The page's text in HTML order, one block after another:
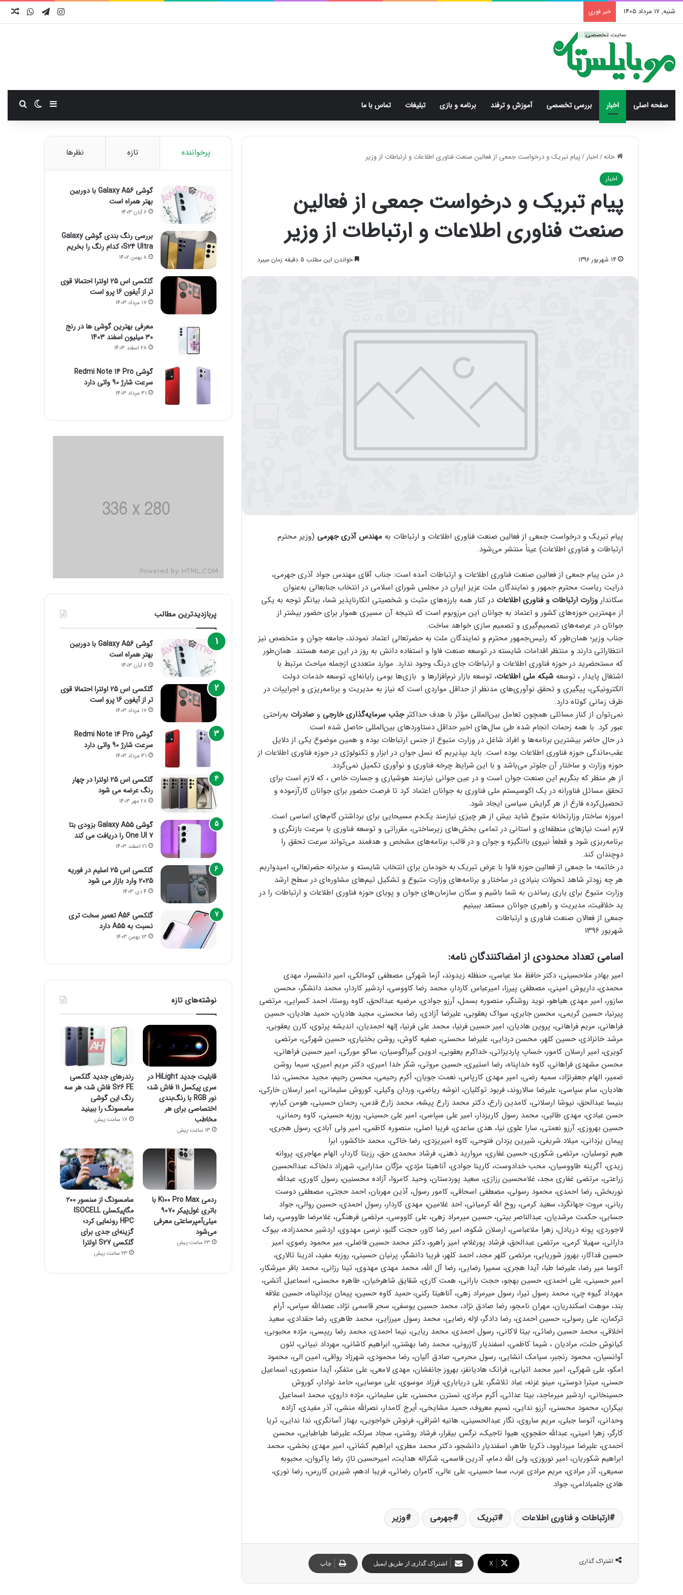
شنبه, 17 مرداد 1405 خبر فوری اینستاگرام
تلگرام واتس
صفحه اصلی اخبار بررسی‌ تخصصی آموزش و ترفند برنامه و بازی تبلیغات تماس با ما سایدبارتغییر
خانه/اخبار/پیام تبریک و درخواست جمعی از فعالین صنعت فناوری اطلاعات و ارتباطات از وزیر
اخبار
پیام تبریک و درخواست جمعی از فعالین
صنعت فناوری اطلاعات و ارتباطات از وزیر
14 شهریور 1396 خواندن این مطلب 5 دقیقه زمان میبرد
پیام تبریک و درخواست جمعی از فعالین صنعت فناوری اطلاعات و ارتباطات به مهندس آذری جهرمی (وزیر محترم
ارتباطات و فناوری اطلاعات) عیناً منتشر می‌شود.
در متن پیام جمعی از فعالین صنعت فناوری اطلاعات و ارتباطات آمده است: جناب آقای مهندس جواد آذری جهرمی،
درایت ریاست محترم جمهور و نمایندگان ملت عزیز ایران در مجلس شورای اسلامی در انتخاب جنابعالی به‌عنوان
سکاندار وزارت ارتباطات و فناوری اطلاعات در کنار همه بارزه‌های مثبت و شخصیتی انکارناپذیر شما، بیانگر توجه به یکی
از مهمترین حوزه‌های کشور و اعتماد به جوانان این مرزوبوم است که نتیجه آن مسیری هموار برای حضور بیشتر از
جوانان در عرصه‌های تصمیم‌گیری و تصمیم سازی خواهد ساخت.
جناب وزیر؛ همان‌طور که رئیس‌جمهور محترم و نمایندگان ملت به حضرتعالی اعتماد نمودند، جامعه جوان و متخصص نیز
انتظاراتی دارند و منتظر اقدامات شایسته در توسعه صنعت فاوا و استفاده دانش به روز در این عرصه هستند. همان‌طور
که مستحضرید در حوزه فناوری اطلاعات و ارتباطات جای درنگ وجود ندارد. موارد متعددی ازجمله مباحث مرتبط با
اشتغال پایدار ، توسعه شبکه ملی اطلاعات، توسعه بازار نرم‌افزارها و بازی‌ها بومی رایانه‌ای، توسعه خدمات دولت
الکترونیکی، پیگیری و تحقق نوآوری‌های مدنظر از حداقل مواردی است که نیاز به مدیریت و برنامه‌ریزی و اجراییات در
ظرف زمانی کوتاه دارد.
نمی‌توان از کنار مسائلی همچون تعامل بین‌المللی مؤثر با هدف حداکثرجذب سرمایه‌گذاری خارجی و صادرات به‌راحتی
عبور کرد. با همه زحمات انجام شده طی سال‌های اخیر حداقل دستاوردهای بین‌المللی حاصل شده است.
در حال حاضر بیشترین برنامه‌ها و افراد شاغل در وزارت متبوع از جنس ارتباطات بوده و همین موضوع یکی از دلایل
عقب‌ماندگی حوزه فناوری اطلاعات بوده است. باید بپذیریم که نسل جوان در ابزار و تکنولوژی در حوزه فناوری اطلاعات از
حوزه وزارت و ساختار آن جلوتر می‌باشد و با این شرایط چرخه فناوری و نوآوری تکمیل نمی‌گردد.
از هر منظر که بنگریم این صنعت جوان است و در عین جوانی نیازمند هوشیاری و جسارت خاص ، که لازم است برای
تحقق مسائل فناورانه در یک اکوسیستم ملی فناوری به جوانان اعتماد کرد تا فرصت حضور برای جوانان کارآزموده و
تحصیل‌کرده فارغ از هر گرایش سیاسی ایجاد شود.
امروزه ساختار وزارتخانه متبوع شاید بیش از هر چیزی نیازمند یک‌دم مسیحایی برای برداشتن گام‌های اساسی است.
لازم است نیازهای منطقه‌ای و استانی در تمامی بخش‌های زیرساختی، مقرراتی و توسعه فناوری با سرعت بازنگری و
برنامه‌ریزی شود و قطعاً نیروی باانگیزه و جوان و در قالب برنامه‌های مشخص و هدفمند می‌تواند سرعت تحقق را
دوچندان کند.
در خاتمه؛ ما جمعی از فعالین حوزه فاوا با عرض تبریک به خودمان برای انتخاب شایسته و مدبرانه حضرتعالی، امیدواریم
هر چه زودتر شاهد تحولات بنیادی در ساختار و برنامه‌های وزارت متبوع و تشکیل تیم‌های مشاوره‌ای در سطح ارشد
وزارت متبوع برای یاری رساندن به شما باشیم و سکان سازمان‌های جوان و پویای حوزه فناوری اطلاعات و ارتباطات را در
ید خلاقیت، مدیریت و راهبری جوانان مستعد ببینیم.
جمعی از فعالان صنعت فناوری و ارتباطات
شهریور ۱۳۹۶
اسامی تعداد محدودی از امضاکنندگان نامه:
امیر بهادر ملاحسینی، دکتر حافظ ملا عباسی، حنظله زیدوند، آزما شهرکی مصطفی کومالکی، امیر دانشسرا، مهدی
محمدی، داریوش امینی، مصطفی پیرزا، امیرعباس کاردار، محمد رضا کاووسی، اردشیر کاردار، محمد دانشگر، محسن
سازور، امیر مهدی هیاهو، نوید روشنگر، منصوره بسمل، آرزو جوادی، مرضیه عبدالحق، کاوه روستا، احمد کسرایی، مرتضی
پیرنیا، حسین کریمی، محسن جابری، سواک یعقوبی، علیرضا آزادی، رضا محسنی، مجید هادیان، حمید هادیان، حسین
فراهانی، مریم فراهانی، پروین هادیان، امیر حسین فرنیا، محمد علی فرنیا، إلهه احمدیان، اندیشه پرتوی، کارن یعقوبی،
مرشد خانزادی، حسین کلهر، محسن دردایی، علیرضا محسنی، صفیه کاوش، روشن بختیاری، حسین شهرکی، مرتضی
کویری، امیر ارسلان کامور، خساپ پاردیزاتی، خداکرم یعقوبی، ادوین گیراگوسیان، ساکو مورکی، امیر حسین فراهانی،
محسن مشهدی فراهانی، کاوه خداپناه، رضا استیری، حسین مروتی، شکر خدا امیری، دکتر مریم امیری، سیما روشن
ضمیر، الهام جعفرنژاد، سمیه رضی، امیر مهدی کارپاس، نعمت جویان، أکرم رحیمی، محسن رحیم، مجید محسنی، ندا
هادیان، سام سپاسی، علیرضا سالاروند، فربود توکلیان، انوشه ریاضی، وردان وکیلی، کوروش سلیمانی، امیر ارسلان خارکی،
بنیسا عبدالحق، نیوشا ارسلانی، کامدین زارع، دکتر محمد زارع پیشه، محمد زارع قدس، رحمان حسینی، هومن کیارم،
حسن عبادی، مهدی طالبی، محمد رسول کاریزدار، امیر علی سپاسی، امیر علی حسینی، روزبه حسینی، کاوه رحمانی،
حسین بهروزی، آرزو نعمتی، سارا علوی نیا، هدی ساعدی، فریبا اصلی، منصوره کاظمی، امیر ولی آبادی، رسول هجری،
پیمان یزدانی، میلاد شریفی، شیرین یزدان فتوحی، کاوه امیریزدی، رضا خاکی، محمد خاکشور، ابرا
هیم توسلیان، مرتضی شکوری، حسین غفاری، مروارید ذهنی، فرشاد محمدی حق، رزیتا کاردار، الهام مهاجری، پروانه
زیدی، آگرینه طاووسیان، محب خدادوست، کارینا جوادی، آناهیتا مژدی، مژگان مدارایی، شهرزاد دلخاک، عبدالحسین
زراعتی، مرتضی غفاری مجد، غلامحسین رزازی، سعید پوردستان، وحید کامروا، آزاده محسنین، رسول کاوری، عبدالله
نوربخش، رضا احمدی، محمود رسولی، مصطفی اسحاقی، کامور رسول، آذین مهربان، احمد حجتی، مصطفی دوست
ربانی، مروت جهانگرد، سعید کرمی، روح الله کرمیانی، احد غلامین، مهدی کاردار، رسول احمدی، حسین روالی، جواد
حسابی، حکمت مرشدیان، عبدالناصر بیتی، حسین میرمراد زهی، علی کاووسی، مرتضی فرهنگی، غلامرضا طاووسی، رضا
لاجوردی، پونه دریادل، زهرا ملاعباسی، ارسلان شکوه، امیر رضا کاور، حجت گلبو، نرسی مهدوی، اردشیر محمدزاده، بیوک
دارانی، سهیلا کرمی، مرتضی عبدالحق، فرشاد پورغلام، امیر راهرو، دکتر محمد حسین فاضلی، میر محمود رضوی، امیر
حسین فداکار، بهروز شوریابی، مرتضی کلهر مجد، احمد کلهر، فریبا دانشگر، پرنیان حسینی، روزبه مفید، ادرینا تالاری،
آتوسا میر رضا، علیرضا طبا، آیدا هجری، سمیرا رضایی، رضا آل الله، محمد مهدی مهدوی، تینا رزانی، محمد باقر میرشکار،
امیر حسینی، علی احمدی، حسین بهجو، حجت بارانی، همت کاری، شقایق شاهرخیان، طاهره محسنی، اسماعیل آتشی،
مهرداد گیوه چی، محمد رسول تیرا، رسول میرمراد زهی، آناهیتا رکنی، حمید کاوه حسین، پیمان یزدانپناه، حسین علاقه
بند، موهت اسکندریان، مهران نامجو، رضا صادق نژاد، محمد حسین یوسفی، سحر قاسمی نژاد، عصدالله سپاس، آرام
ترکمان، علی رسولی، حسین احمدی، رضا دادگر، لإله رضایی، محمد رسول میرزایی، محمد طاهری، رضا حقدادی، سعید
اخلاقی، محمد حسین رضائی، بیتا لاکانی، رسول احمدی، محمد ریایی، نیما احمدی، محمد رضا رییسی، مژده محبوبی،
کیانوش حلت، مرادیان ، شیما کاظمی، اسفندیار کازرونی، محمد رضا بهشتی، ابراهیم کاشانی، مهرداد نبیانی، لئون
آوانسیان، محمود رنجبر، سیامک انشایی، رسول محرمی، صادق آلیان، رضا محمودی، شهرزاد رواقی، امین الی، محمود
امکو، علی شهرکی، امیر محمد اتیابی، فرانک هادیانفز، بهروز جانفشان، مهدی لامعی، علی متفکر، آیدا منصوری، اسماعیل
حسنی، میترا دوستی، مینو غزنه، عباد تلاشگر، علی دریاباری، فرزاد موسوی، علی موسایی، حامد نوادار، کوروش
حسینخانی، اردشیر میرماجد، بیتا عدائی، أکرم مرادی، نسترن محسنی، علی سلیمانی، مژده داروی، محمد اسماعیل
بیکران، محمود محسنی، آرزو ندایی، نسیم معروف، حمید مشایخی، أیرج کامدار، نصرالله منشی، آذر مفیدی، آزاده
وحدانی، آتوسا جبلی، مریم ساروی، نگار عبدالحسینی، هانیه اشراقی، فرنوش خواجویی، بهناز آسانگری، ندا ندایی، ثریا
کارگر، زهرا امینی، عبدالله حقجوی، هیوا تاجیک، نرگس بیقرار، فرشاد روشنی، سجاد سرلک، علیرضا طباطبایی، محسن
احمدی، علیرضا میرداوود، ذکریا طاهر، اسفندیار دانشجو، دکتر محمد مطری، ابراهیم کشانی، امیر مهدی بخشی، محمد
ابراهیم شکوریان، امیر نوروزی، ولی الله دمام، آدرین قاسمی، شکراله هدایت، امیرحسین تاژ، رضا پاکروان، محبوبه
سمیعی، آذر مرادی، مریم مرادی عرب، سما حسینی، علی عالی، کامران رضائی، فریبا ادهم، شیرین کاررس، رضا نوری،
هادی جلمبادامی، جواد
ارتباطات و فناوری اطلاعات تبریک جهرمی وزیر
اشتراک گذاری X اشتراک گذاری از طریق ایمیل چاپ
پرخواننده تازه نظرها
گوشی Galaxy A56 با دوربین
بهتر همراه است
6 آبان 1403
بررسی رنگ بندی گوشی Galaxy
S24 Ultra؛ کدام رنگ را بخریم
8 بهمن 1402
گلکسی اس 25 اولترا احتمالا قوی
تر از آیفون 16 پرو است
17 مرداد 1403
معرفی بهترین گوشی ها در رنج
۳۰ میلیون اسفند 1403
28 اسفند 1403
گوشی Redmi Note 14 Pro
سرعت شارژ 90 واتی دارد
31 مرداد 1403
پربازدیدترین مطالب
گوشی Galaxy A56 با دوربین
بهتر همراه است
6 آبان 1403
گلکسی اس 25 اولترا احتمالا قوی
تر از آیفون 16 پرو است
17 مرداد 1403
گوشی Redmi Note 14 Pro
سرعت شارژ 90 واتی دارد
31 مرداد 1403
گلکسی اس 25 اولترا در چهار
رنگ عرضه می شود
28 مهر 1403
گوشی Galaxy A55 بزودی بتا
One UI 7 را دریافت می کند
21 اسفند 1403
گلکسی اس 25 اسلیم در فوریه
2025 وارد بازار می شود
4 دی 1403
گلکسی A56 تعمیر سخت تری
نسبت به A55 دارد
13 بهمن 1403
نوشته‌های تازه
قابلیت جدید HiLight در
سری پیکسل 11 فاش شد؛
نور RGB با رنگ‌بندی
اختصاصی برای هر
مخاطب
13 ساعت پیش
رندرهای جدید گلکسی
S26 FE فاش شد؛ هر سه
رنگ این گوشی
سامسونگ را ببینید
17 ساعت پیش
ردمی K100 Pro Max با
باتری غول‌پیکر ۹۰۷۰
میلی‌آمپرساعتی معرفی
می‌شود
23 ساعت پیش
سامسونگ از سنسور ۲۰۰
مگاپیکسلی ISOCELL
HPC رونمایی کرد؛
گزینه‌ای جدی برای
گلکسی S27 اولترا
23 ساعت پیش